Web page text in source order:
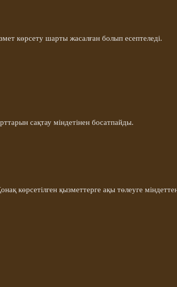
көрсету шарты жасалған болып есептеледі.
сақтау міндетінен босатпайды.
көрсетілген қызметтерге ақы төлеуге